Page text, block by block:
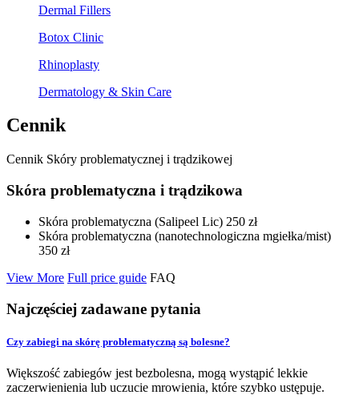
Dermal Fillers
Botox Clinic
Rhinoplasty
Dermatology & Skin Care
Cennik
Cennik Skóry problematycznej i trądzikowej
Skóra problematyczna i trądzikowa
Skóra problematyczna (Salipeel Lic) 250 zł
Skóra problematyczna (nanotechnologiczna mgiełka/mist)
350 zł
View More Full price guide FAQ
Najczęściej zadawane pytania
Czy zabiegi na skórę problematyczną są bolesne?
Większość zabiegów jest bezbolesna, mogą wystąpić lekkie
zaczerwienienia lub uczucie mrowienia, które szybko ustępuje.